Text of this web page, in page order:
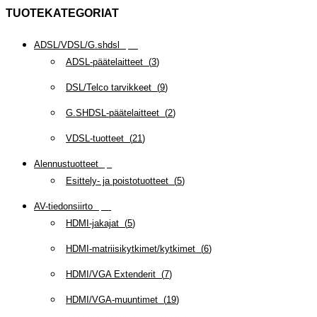
TUOTEKATEGORIAT
ADSL/VDSL/G.shdsl
ADSL-päätelaitteet (3)
DSL/Telco tarvikkeet (9)
G.SHDSL-päätelaitteet (2)
VDSL-tuotteet (21)
Alennustuotteet
Esittely- ja poistotuotteet (5)
AV-tiedonsiirto
HDMI-jakajat (5)
HDMI-matriisikytkimet/kytkimet (6)
HDMI/VGA Extenderit (7)
HDMI/VGA-muuntimet (19)